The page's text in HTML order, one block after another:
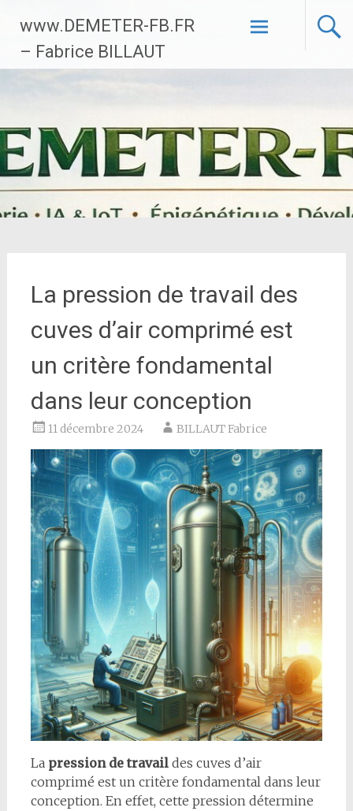
contenu
principal
www.DEMETER-FB.FR
– Fabrice BILLAUT
La pression de travail des
cuves d’air comprimé est
un critère fondamental
dans leur conception
11 décembre 2024 BILLAUT Fabrice
La pression de travaildes cuves d’air
comprimé est un critère fondamental dans leur
conception. En effet, cette pression détermine